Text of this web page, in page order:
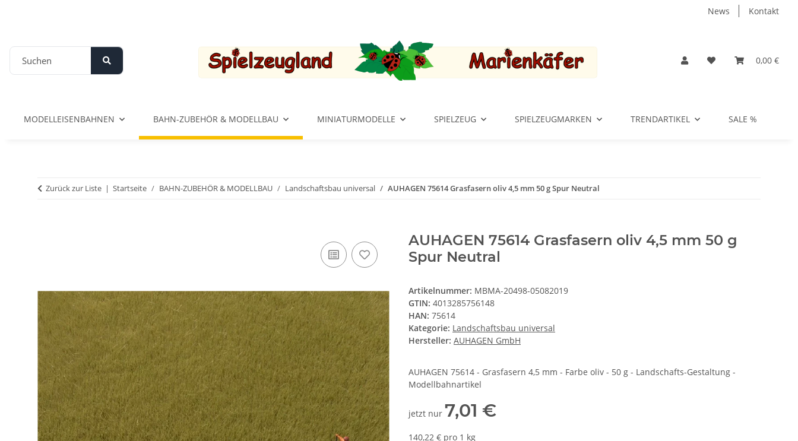
News Kontakt
0,00 €
MODELLEISENBAHNEN BAHN-ZUBEHÖR & MODELLBAU MINIATURMODELLE SPIELZEUG SPIELZEUGMARKEN TRENDARTIKEL SALE %
Zurück zur Liste Startseite BAHN-ZUBEHÖR & MODELLBAU Landschaftsbau universal AUHAGEN 75614 Grasfasern oliv 4,5 mm 50 g Spur Neutral
AUHAGEN 75614 Grasfasern oliv 4,5 mm 50 g
Spur Neutral
Artikelnummer: MBMA-20498-05082019
GTIN: 4013285756148
HAN: 75614
Kategorie: Landschaftsbau universal
Hersteller: AUHAGEN GmbH
AUHAGEN 75614 - Grasfasern 4,5 mm - Farbe oliv - 50 g - Landschafts-Gestaltung -
Modellbahnartikel
jetzt nur 7,01 €
140,22 € pro 1 kg